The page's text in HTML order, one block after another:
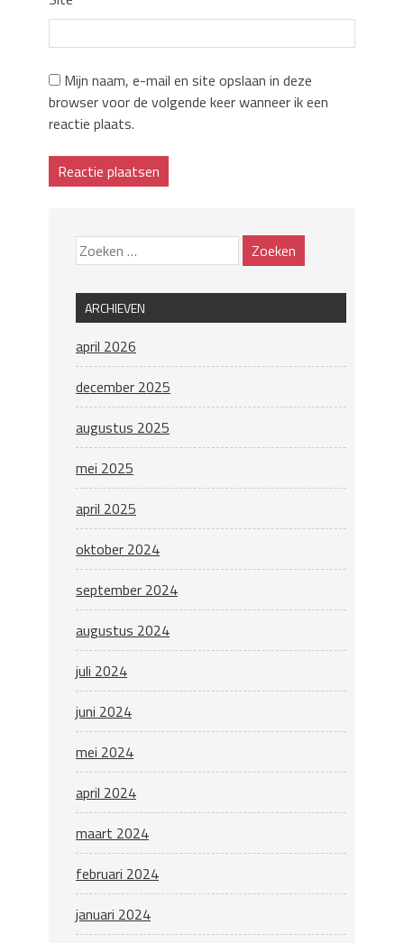
Mijn naam, e-mail en site opslaan in deze
browser voor de volgende keer wanneer ik een
reactie plaats.
ARCHIEVEN
april 2026
december 2025
augustus 2025
mei 2025
april 2025
oktober 2024
september 2024
augustus 2024
juli 2024
juni 2024
mei 2024
april 2024
maart 2024
februari 2024
januari 2024